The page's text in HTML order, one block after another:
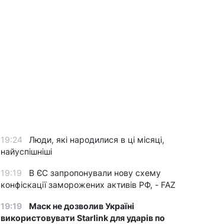
19:24
Люди, які народилися в ці місяці,
найуспішніші
19:19
В ЄС запропонували нову схему
конфіскації заморожених активів РФ, - FAZ
19:19
Маск не дозволив Україні
використовувати Starlink для ударів по